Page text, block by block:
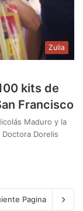
Zulia
kits de
Francisco
Maduro y la
Dorelis
Pagina